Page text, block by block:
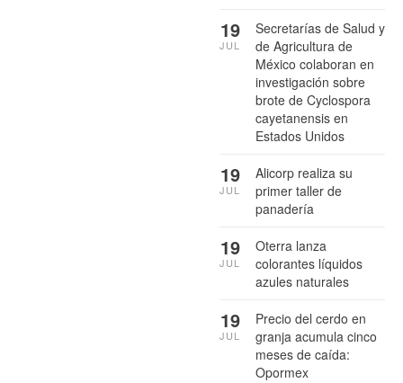
Secretarías de Salud y
de Agricultura de
México colaboran en
investigación sobre
brote de Cyclospora
cayetanensis en
Estados Unidos
19
JUL
Alicorp realiza su
primer taller de
panadería
19
JUL
Oterra lanza
colorantes líquidos
azules naturales
19
JUL
Precio del cerdo en
granja acumula cinco
meses de caída:
Opormex
19
JUL